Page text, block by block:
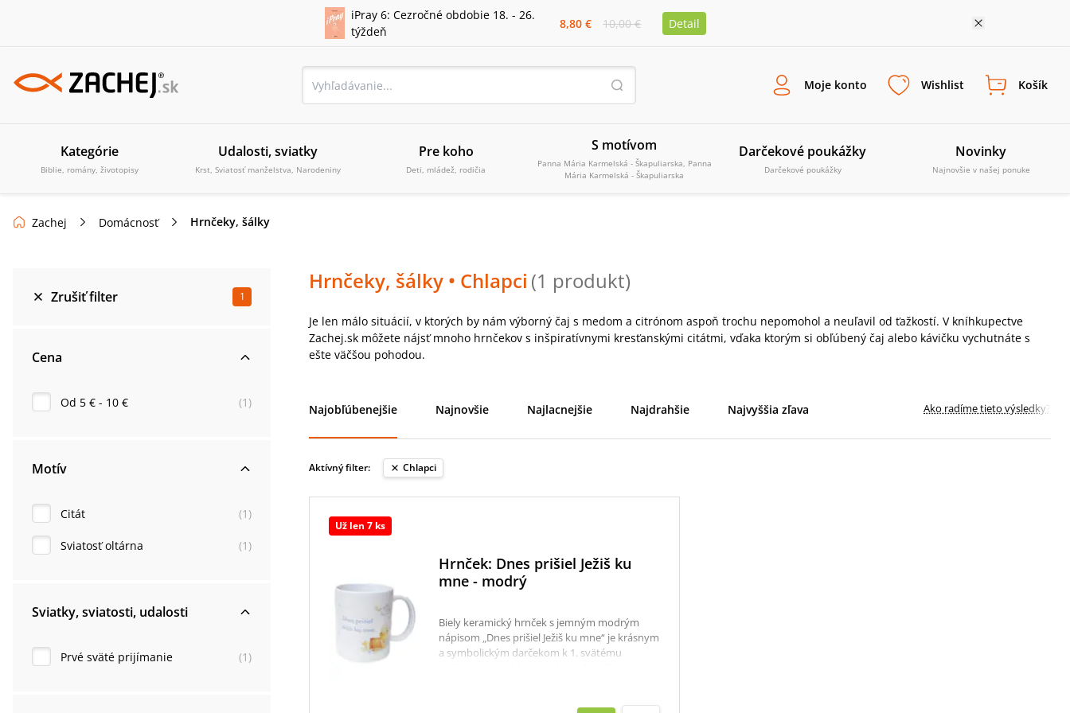
iPray 6: Cezročné obdobie 18. - 26.
týždeň
8,80 € 10,00 € Detail
Moje konto Wishlist Košík
Kategórie
Biblie, romány, životopisy
Udalosti, sviatky
Krst, Sviatosť manželstva, Narodeniny
Pre koho
Deti, mládež, rodičia
S motívom
Panna Mária Karmelská - Škapuliarska, Panna
Mária Karmelská - Škapuliarska
Darčekové poukážky
Darčekové poukážky
Novinky
Najnovšie v našej ponuke
Zachej Domácnosť Hrnčeky, šálky
Zrušiť filter 1
Cena
Od 5 € - 10 € (1 )
Motív
Citát (1 )
Sviatosť oltárna (1 )
Sviatky, sviatosti, udalosti
Prvé sväté prijímanie (1 )
Hrnčeky, šálky • Chlapci (1 produkt)
Je len málo situácií, v ktorých by nám výborný čaj s medom a citrónom aspoň trochu nepomohol a neuľavil od ťažkostí. V kníhkupectve
Zachej.sk môžete nájsť mnoho hrnčekov s inšpiratívnymi kresťanskými citátmi, vďaka ktorým si obľúbený čaj alebo kávičku vychutnáte s
ešte väčšou pohodou.
Najobľúbenejšie Najnovšie Najlacnejšie Najdrahšie Najvyššia zľava Ako radíme tieto výsledky?
Aktívný filter: Chlapci
Už len 7 ks
Hrnček: Dnes prišiel Ježiš ku
mne - modrý
Biely keramický hrnček s jemným modrým
nápisom „Dnes prišiel Ježiš ku mne“ je krásnym
a symbolickým darčekom k 1. svätému